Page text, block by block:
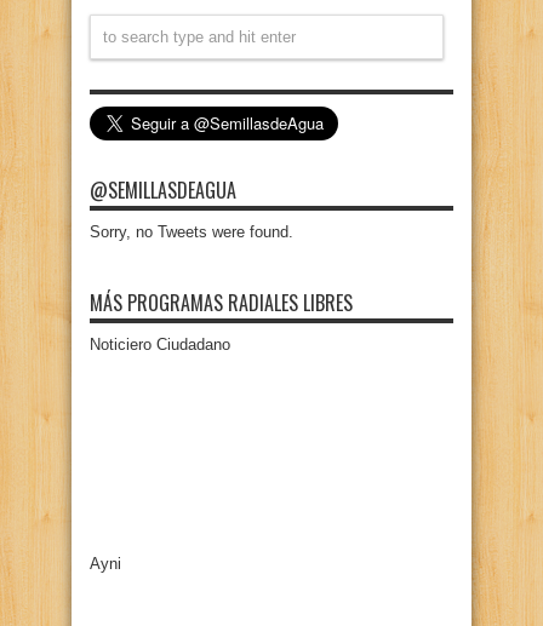
@SEMILLASDEAGUA
Sorry, no Tweets were found.
MÁS PROGRAMAS RADIALES LIBRES
Noticiero Ciudadano
Ayni